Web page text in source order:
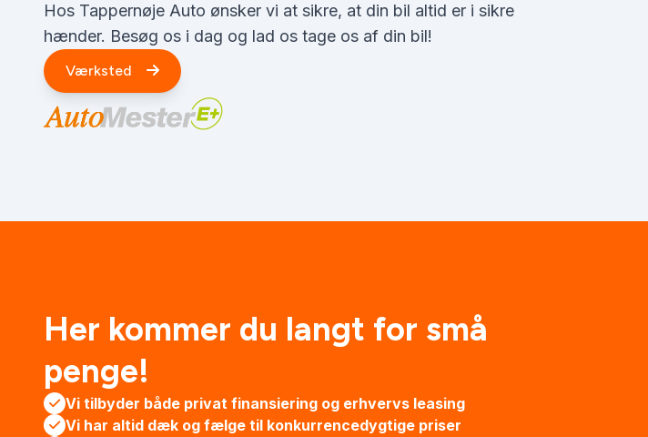
Hos Tappernøje Auto ønsker vi at sikre, at din bil altid er i sikre
hænder. Besøg os i dag og lad os tage os af din bil!
Værksted
Her kommer du langt for små
penge!
Vi tilbyder både privat finansiering og erhvervs leasing
Vi har altid dæk og fælge til konkurrencedygtige priser